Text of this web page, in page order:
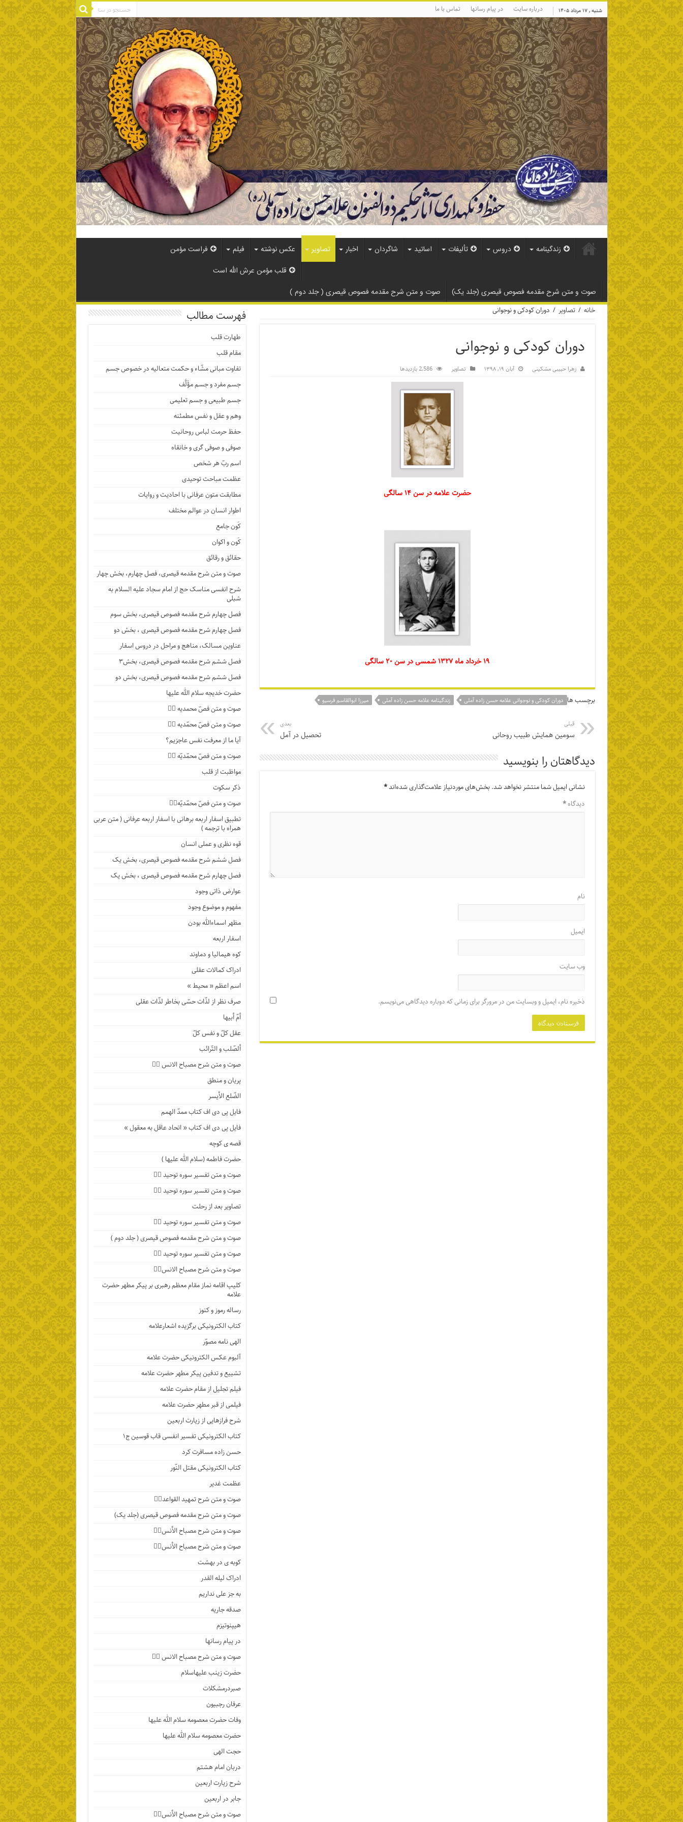
شنبه , ۱۷ مرداد ۱۴۰۵ درباره سایت در پیام رسانها تماس با ما
زندگینامه دروس تألیفات اساتید شاگردان اخبار تصاویر عکس نوشته فیلم
فراست مؤمن
قلب مؤمن عرش الله است
صوت و متن شرح مقدمه فصوص قیصری (جلد یک)
صوت و متن شرح مقدمه فصوص قیصری ( جلد دوم )
خانه / تصاویر / دوران کودکی و نوجوانی
دوران کودکی و نوجوانی
زهرا حبیبی مشکینی آبان ۱۹, ۱۳۹۸ تصاویر 2,586 بازدیدها
حضرت علامه در سن ۱۴ سالگی
۱۹ خرداد ماه ۱۳۲۷ شمسی در سن ۲۰ سالگی
برچسب ها دوران کودکی و نوجوانی علامه حسن زاده آملی زندگینامه علامه حسن زاده آملی میرزا ابوالقاسم فرسیو
قبلی
سومین همایش طبیب روحانی
بعدی
تحصیل در آمل
دیدگاهتان را بنویسید
نشانی ایمیل شما منتشر نخواهد شد.بخش‌های موردنیاز علامت‌گذاری شده‌اند*
دیدگاه*
نام
ایمیل
وب‌ سایت
ذخیره نام، ایمیل و وبسایت من در مرورگر برای زمانی که دوباره دیدگاهی می‌نویسم.
فهرست مطالب
طهارت قلب
مقام قلب
تفاوت مبانی مشّاء و حکمت متعالیه در خصوص جسم
جسم مفرد و جسم مؤَلَّف
جسم طبیعی و جسم تعلیمی
وهم و عقل و نفس مطمئنه
حفظ حرمت لباس روحانیت
صوفی و صوفی گری و خانقاه
اسم ربّ هر شخص
عظمت مباحث توحیدی
مطابقت متون عرفانی با احادیث و روایات
اطوار انسان در عوالم مختلف
کَون جامع
کَون و اکوان
حقائق و رقائق
صوت و متن شرح مقدمه قیصری، فصل چهارم، بخش چهار
شرح انفسی مناسک حج از امام سجاد علیه السلام به
شبلی
فصل چهارم شرح مقدمه فصوص قیصری، بخش سوم
فصل چهارم شرح مقدمه فصوص قیصری ، بخش دو
عناوین مسالک، مناهج و مراحل در دروس اسفار
فصل ششم شرح مقدمه فصوص قیصری، بخش۳
فصل ششم شرح مقدمه فصوص قیصری، بخش دو
حضرت خدیجه سلام الله علیها
صوت و متن فصّ محمدیه ۴️⃣
صوت و متن فصّ محمّدیه ۳️⃣
آیا ما از معرفت نفس عاجزیم؟
صوت و متن فصّ محمّدیّه ۲️⃣
مواظبت از قلب
ذکر سکوت
صوت و متن فصّ محمّدیّه۱️⃣
تطبیق اسفار اربعه برهانی با اسفار اربعه عرفانی ( متن عربی
همراه با ترجمه )
قوه نظری و عملی انسان
فصل ششم شرح مقدمه فصوص قیصری، بخش یک
فصل چهارم شرح مقدمه فصوص قیصری ، بخش یک
عوارض ذاتی وجود
مفهوم و موضوع وجود
مظهر اسماءالله بودن
اسفار اربعه
کوه هیمالیا و دماوند
ادراک کمالات عقلی
اسم اعظم « محیط »
صرف نظر از لذّات حسّی بخاطر لذّات عقلی
أمّ أبیها
عقل کلّ و نفس کلّ
ألصّلب و التّرائب
صوت و متن شرح مصباح الانس ۹️⃣
پریان و منطق
الضّلع الأیسر
فایل پی دی اف کتاب ممدّ الهمم
فایل پی دی اف کتاب « اتحاد عاقل به معقول »
قصه ی کوچه
حضرت فاطمه (سلام الله علیها )
صوت و متن تفسیر سوره توحید ۴️⃣
صوت و متن تفسیر سوره توحید ۳️⃣
تصاویر بعد از رحلت
صوت و متن تفسیر سوره توحید ۲️⃣
صوت و متن شرح مقدمه فصوص قیصری ( جلد دوم )
صوت و متن تفسیر سوره توحید ۱️⃣
صوت و متن شرح مصباح الانس۸⃣
کلیپ اقامه نماز مقام معظم رهبری بر پیکر مطهر حضرت
علامه
رساله رموز و کنوز
کتاب الکترونیکی برگزیده اشعارعلامه
الهی نامه مصوّر
آلبوم عکس الکترونیکی حضرت علامه
تشییع و تدفین پیکر مطهر حضرت علامه
فیلم تجلیل از مقام حضرت علامه
فیلمی از قبر مطهر حضرت علامه
شرح فرازهایی از زیارت اربعین
کتاب الکترونیکی تفسیر انفسی قاب قوسین ج۱
حسن زاده مسافرت کرد
کتاب الکترونیکی مقتل النّور
عظمت غدیر
صوت و متن شرح تمهید القواعد۱️⃣
صوت و متن شرح مقدمه فصوص قیصری (جلد یک)
صوت و متن شرح مصباح الأنس۷️⃣
صوت و متن شرح مصباح الأنس۶️⃣
کوبه ی در بهشت
ادراک لیله القدر
به جز علی نداریم
صدقه جاریه
هیپنوتیزم
در پیام رسانها
صوت و متن شرح مصباح الانس ۵️⃣
حضرت زینب علیهاسلام
صبردرمشکلات
عرفان رجبیون
وفات حضرت معصومه سلام الله علیها
حضرت معصومه سلام الله علیها
حجت الهی
دربان امام هشتم
شرح زیارت اربعین
جابر در اربعین
صوت و متن شرح مصباح الأنس۴️⃣